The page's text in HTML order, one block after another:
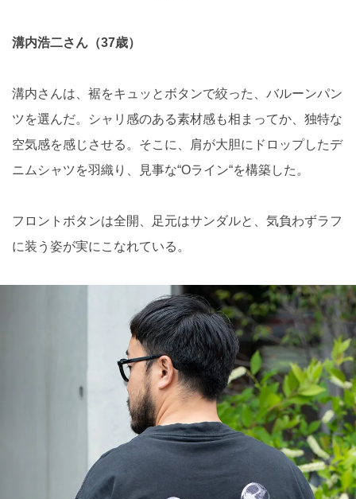
溝内浩二さん（37歳）
溝内さんは、裾をキュッとボタンで絞った、バルーンパン
ツを選んだ。シャリ感のある素材感も相まってか、独特な
空気感を感じさせる。そこに、肩が大胆にドロップしたデ
ニムシャツを羽織り、見事な“Oライン“を構築した。
フロントボタンは全開、足元はサンダルと、気負わずラフ
に装う姿が実にこなれている。